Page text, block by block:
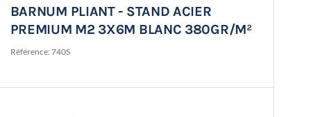
BARNUM PLIANT - STAND ACIER
PREMIUM M2 3X6M BLANC 380GR/M²
Référence: 740S